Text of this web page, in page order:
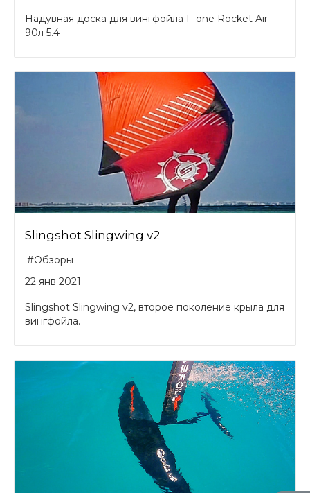
Надувная доска для вингфойла F-one Rocket Air
90л 5.4
Slingshot Slingwing v2
#Обзоры
22 янв 2021
Slingshot Slingwing v2, второе поколение крыла для
вингфойла.